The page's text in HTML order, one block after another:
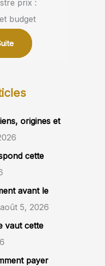
prix :
budget
origines et
cette
avant le
août 5, 2026
vaut cette
payer